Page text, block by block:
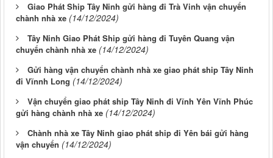
Giao Phát Ship Tây Ninh gửi hàng đi Trà Vinh vận chuyển
chành nhà xe (14/12/2024)
Tây Ninh Giao Phát Ship gửi hàng đi Tuyên Quang vận
chuyển chành nhà xe (14/12/2024)
Gửi hàng vận chuyển chành nhà xe giao phát ship Tây Ninh
đi Vĩnnh Long (14/12/2024)
Vận chuyển giao phát ship Tây Ninh đi Vĩnh Yên Vĩnh Phúc
gửi hàng chành nhà xe (14/12/2024)
Chành nhà xe Tây Ninh giao phát ship đi Yên bái gửi hàng
vận chuyển (14/12/2024)